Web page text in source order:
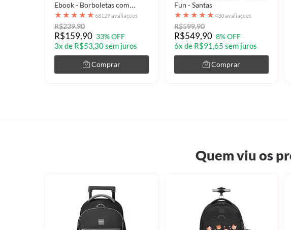
Ebook - Borboletas com
Aquarela - Pattern
★ ★ ★ ★ ★ 68129 avaliações
R$239,90
R$159,90 33% OFF
3x de R$53,30 sem juros
Comprar
Fun - Santas
★ ★ ★ ★ ★ 430 avaliações
R$599,90
R$549,90 8% OFF
6x de R$91,65 sem juros
Comprar
Quem viu os